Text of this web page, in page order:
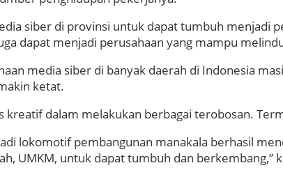
siber di provinsi untuk dapat tumbuh menjadi
dapat menjadi perusahaan yang mampu
media siber di banyak daerah di Indonesia
ketat.
kreatif dalam melakukan berbagai terobosan.
lokomotif pembangunan manakala berhasil
UMKM, untuk dapat tumbuh dan berkembang,”